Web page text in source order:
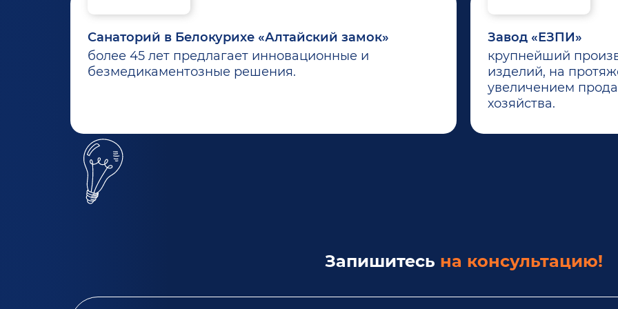
Санаторий в Белокурихе «Алтайский замок»
более 45 лет предлагает инновационные и
безмедикаментозные решения.
Завод «ЕЗПИ»
крупнейший
изделий, на
увеличением
хозяйства.
Запишитесь на консультацию!